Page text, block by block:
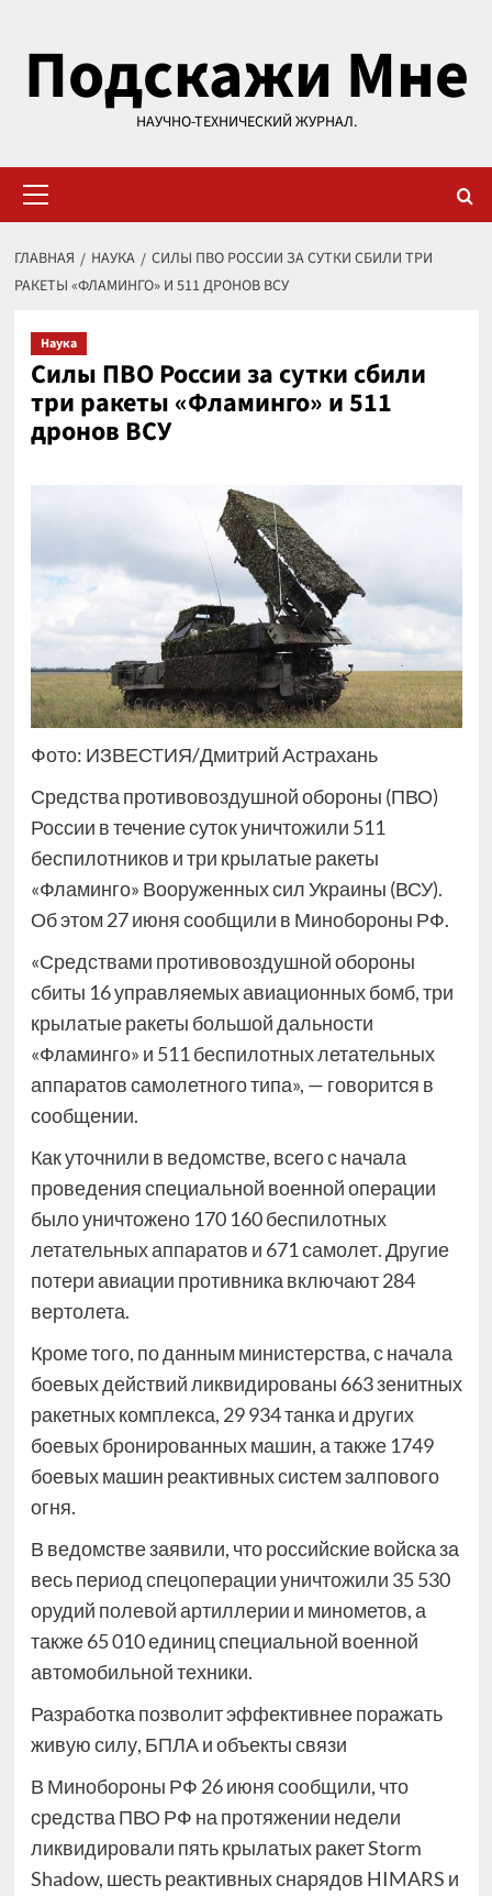
содержимому
Подскажи Мне
НАУЧНО-ТЕХНИЧЕСКИЙ ЖУРНАЛ.
меню
ГЛАВНАЯ НАУКА
СИЛЫ ПВО РОССИИ ЗА СУТКИ СБИЛИ ТРИ
РАКЕТЫ «ФЛАМИНГО» И 511 ДРОНОВ ВСУ
Наука
Силы ПВО России за сутки сбили
три ракеты «Фламинго» и 511
дронов ВСУ
Фото: ИЗВЕСТИЯ/Дмитрий Астрахань
Средства противовоздушной обороны (ПВО)
России в течение суток уничтожили 511
беспилотников и три крылатые ракеты
«Фламинго» Вооруженных сил Украины (ВСУ).
Об этом 27 июня сообщили в Минобороны РФ.
«Средствами противовоздушной обороны
сбиты 16 управляемых авиационных бомб, три
крылатые ракеты большой дальности
«Фламинго» и 511 беспилотных летательных
аппаратов самолетного типа», — говорится в
сообщении.
Как уточнили в ведомстве, всего с начала
проведения специальной военной операции
было уничтожено 170 160 беспилотных
летательных аппаратов и 671 самолет. Другие
потери авиации противника включают 284
вертолета.
Кроме того, по данным министерства, с начала
боевых действий ликвидированы 663 зенитных
ракетных комплекса, 29 934 танка и других
боевых бронированных машин, а также 1749
боевых машин реактивных систем залпового
огня.
В ведомстве заявили, что российские войска за
весь период спецоперации уничтожили 35 530
орудий полевой артиллерии и минометов, а
также 65 010 единиц специальной военной
автомобильной техники.
Разработка позволит эффективнее поражать
живую силу, БПЛА и объекты связи
В Минобороны РФ 26 июня сообщили, что
средства ПВО РФ на протяжении недели
ликвидировали пять крылатых ракет Storm
Shadow, шесть реактивных снарядов HIMARS и